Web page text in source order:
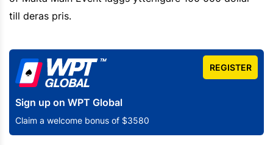
till deras pris.
Sign up on WPT Global
Claim a welcome bonus of $3580
REGISTER